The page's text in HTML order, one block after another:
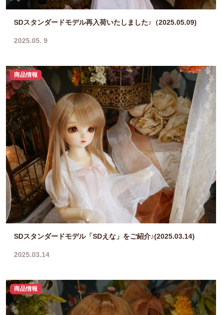
SDスタンダードモデル再入荷いたしました♪（2025.05.09)
2025.05. 9
商品情報
SDスタンダードモデル「SDえな」をご紹介♪(2025.03.14)
2025.03.14
商品情報